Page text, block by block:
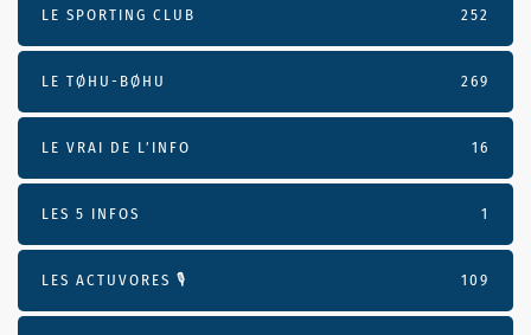
LE SPORTING CLUB 252
LE TØHU-BØHU 269
LE VRAI DE L’INFO 16
LES 5 INFOS 1
LES ACTUVORES 🎙 109